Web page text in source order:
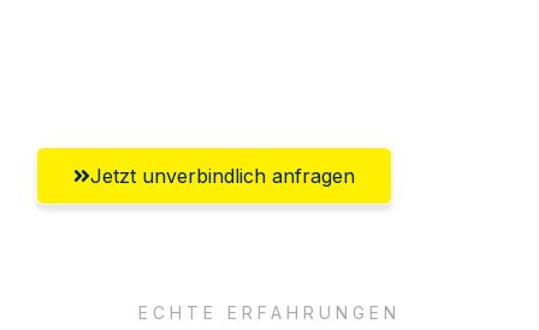
Jetzt unverbindlich anfragen
ECHTE ERFAHRUNGEN